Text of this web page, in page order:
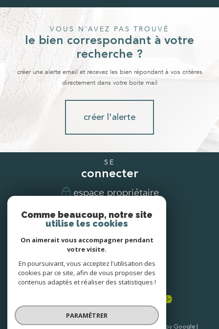
VOUS N'AVEZ PAS TROUVÉ
le bien correspondant à votre
recherche ?
créer une alerte email et recevez les bien répondant à vos critères
directement dans votre boite mail
créer l'alerte
SE
connecter
espace propriétaire
NOUS
suivre
NOUS
adhérons
© 2026 | Tous droits réservés | Traduction powered by Google |
Comme beaucoup, notre site
utilise les cookies
On aimerait vous accompagner pendant
votre visite.
En poursuivant, vous acceptez l'utilisation des
cookies par ce site, afin de vous proposer des
contenus adaptés et réaliser des statistiques !
PARAMÉTRER